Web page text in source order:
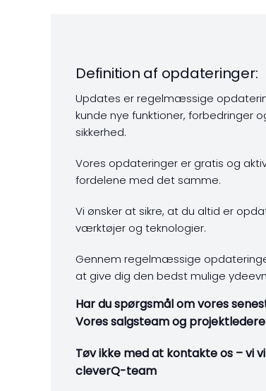
Definition af opdateringer:
Updates er regelmæssige
kunde nye funktioner, forbedringer
sikkerhed.
Vores opdateringer er gratis og
fordelene med det samme.
Vi ønsker at sikre, at du altid er
værktøjer og teknologier.
Gennem regelmæssige
at give dig den bedst mulige
Har du spørgsmål om vores
Vores salgsteam og
Tøv ikke med at kontakte os – vi
cleverQ-team